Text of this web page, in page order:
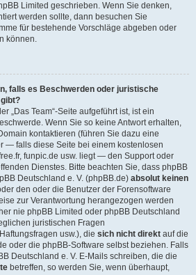
Limited geschrieben. Wenn Sie denken,
werden sollte, dann besuchen Sie
für bestehende Vorschläge abgeben oder
können.
falls es Beschwerden oder juristische
„Das Team“-Seite aufgeführt ist, ist ein
Wenn Sie so keine Antwort erhalten,
kontaktieren (führen Sie dazu eine
— falls diese Seite bei einem kostenlosen
funpic.de usw. liegt — den Support oder
Dienstes. Bitte beachten Sie, dass phpBB
Deutschland e. V. (phpBB.de) absolut keinen
den oder die Benutzer der Forensoftware
zur Verantwortung herangezogen werden
nie phpBB Limited oder phpBB Deutschland
juristischen Fragen
usw.), die sich nicht direkt auf die
oder die phpBB-Software selbst beziehen. Falls
Deutschland e. V. E-Mails schreiben, die die
betreffen, so werden Sie, wenn überhaupt,